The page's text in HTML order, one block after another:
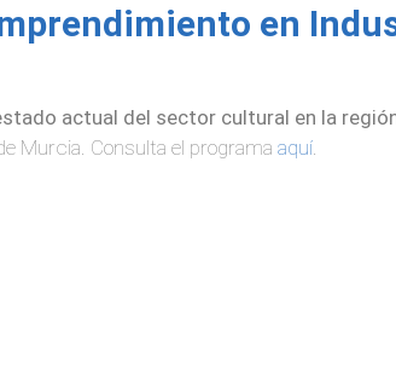
en
actual del sector cultural en la
Murcia. Consulta el programa aquí